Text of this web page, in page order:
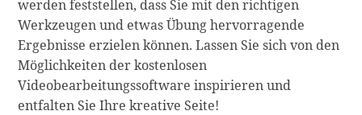
werden feststellen, dass Sie mit den richtigen
Werkzeugen und etwas Übung hervorragende
Ergebnisse erzielen können. Lassen Sie sich von den
Möglichkeiten der kostenlosen
Videobearbeitungssoftware inspirieren und
entfalten Sie Ihre kreative Seite!